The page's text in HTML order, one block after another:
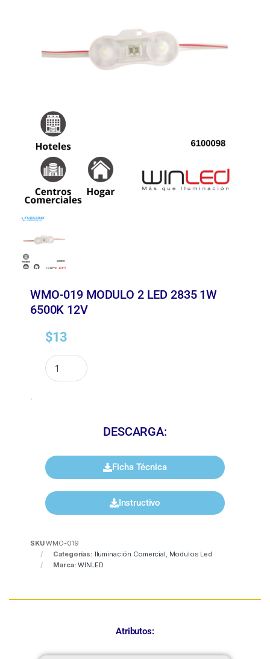
WMO-019 MODULO 2 LED 2835 1W
6500K 12V
$13
.
DESCARGA:
Ficha Técnica
Instructivo
SKUWMO-019
Categorías: Iluminación Comercial, Modulos Led
Marca: WINLED
Atributos: